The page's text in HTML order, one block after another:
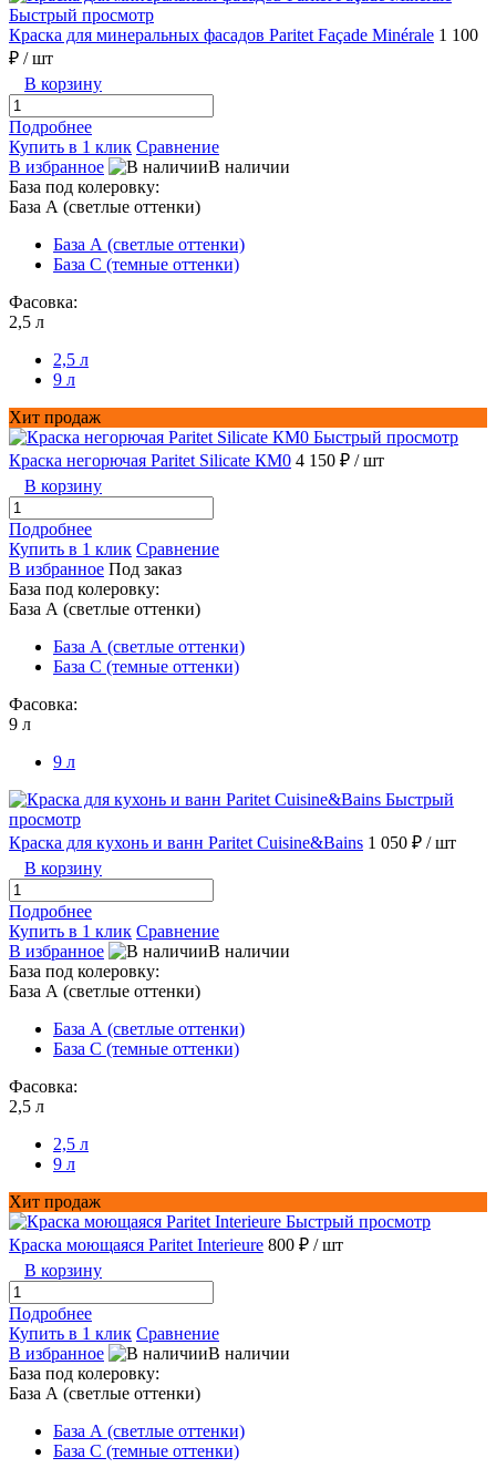
Быстрый просмотр
Краска для минеральных фасадов Paritet Façade Minérale 1 100
₽ / шт
В корзину
Подробнее
Купить в 1 клик Сравнение
В избранное
В наличии
База под колеровку:
База А (светлые оттенки)
База А (светлые оттенки)
База С (темные оттенки)
Фасовка:
2,5 л
2,5 л
9 л
Хит продаж
Быстрый просмотр
Краска негорючая Paritet Silicate КМ0 4 150 ₽ / шт
В корзину
Подробнее
Купить в 1 клик Сравнение
В избранное Под заказ
База под колеровку:
База А (светлые оттенки)
База А (светлые оттенки)
База С (темные оттенки)
Фасовка:
9 л
9 л
Быстрый
просмотр
Краска для кухонь и ванн Paritet Cuisine&Bains 1 050 ₽ / шт
В корзину
Подробнее
Купить в 1 клик Сравнение
В избранное
В наличии
База под колеровку:
База А (светлые оттенки)
База А (светлые оттенки)
База С (темные оттенки)
Фасовка:
2,5 л
2,5 л
9 л
Хит продаж
Быстрый просмотр
Краска моющаяся Paritet Interieure 800 ₽ / шт
В корзину
Подробнее
Купить в 1 клик Сравнение
В избранное
В наличии
База под колеровку:
База А (светлые оттенки)
База А (светлые оттенки)
База С (темные оттенки)